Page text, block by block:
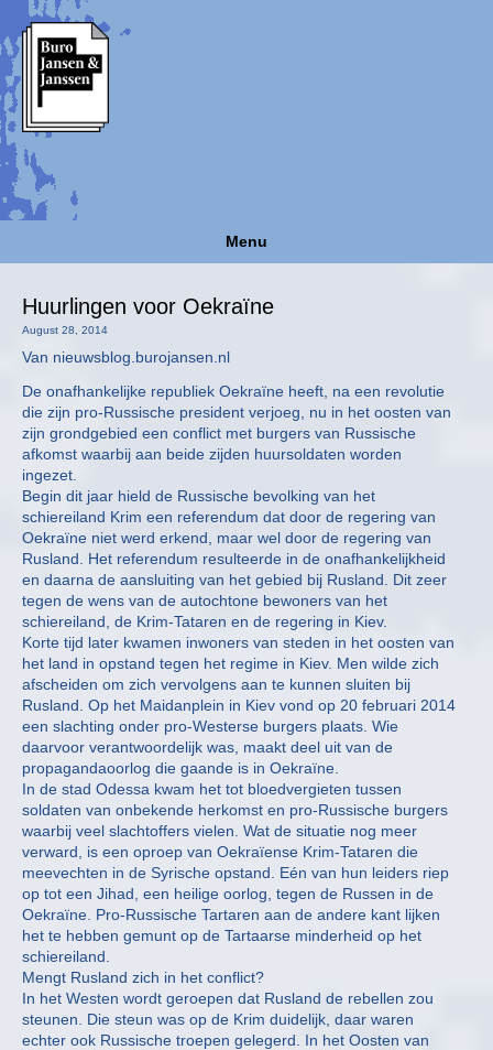
Menu
Huurlingen voor Oekraïne
August 28, 2014
Van nieuwsblog.burojansen.nl
De onafhankelijke republiek Oekraïne heeft, na een revolutie
die zijn pro-Russische president verjoeg, nu in het oosten van
zijn grondgebied een conflict met burgers van Russische
afkomst waarbij aan beide zijden huursoldaten worden
ingezet.
Begin dit jaar hield de Russische bevolking van het
schiereiland Krim een referendum dat door de regering van
Oekraïne niet werd erkend, maar wel door de regering van
Rusland. Het referendum resulteerde in de onafhankelijkheid
en daarna de aansluiting van het gebied bij Rusland. Dit zeer
tegen de wens van de autochtone bewoners van het
schiereiland, de Krim-Tataren en de regering in Kiev.
Korte tijd later kwamen inwoners van steden in het oosten van
het land in opstand tegen het regime in Kiev. Men wilde zich
afscheiden om zich vervolgens aan te kunnen sluiten bij
Rusland. Op het Maidanplein in Kiev vond op 20 februari 2014
een slachting onder pro-Westerse burgers plaats. Wie
daarvoor verantwoordelijk was, maakt deel uit van de
propagandaoorlog die gaande is in Oekraïne.
In de stad Odessa kwam het tot bloedvergieten tussen
soldaten van onbekende herkomst en pro-Russische burgers
waarbij veel slachtoffers vielen. Wat de situatie nog meer
verward, is een oproep van Oekraïense Krim-Tataren die
meevechten in de Syrische opstand. Eén van hun leiders riep
op tot een Jihad, een heilige oorlog, tegen de Russen in de
Oekraïne. Pro-Russische Tartaren aan de andere kant lijken
het te hebben gemunt op de Tartaarse minderheid op het
schiereiland.
Mengt Rusland zich in het conflict?
In het Westen wordt geroepen dat Rusland de rebellen zou
steunen. Die steun was op de Krim duidelijk, daar waren
echter ook Russische troepen gelegerd. In het Oosten van